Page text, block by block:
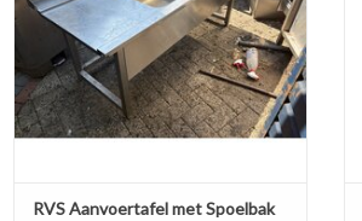
RVS Aanvoertafel met Spoelbak